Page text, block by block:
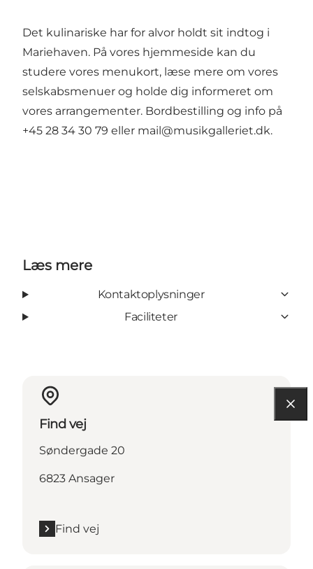
Det kulinariske har for alvor holdt sit indtog i
Mariehaven. På vores hjemmeside kan du
studere vores menukort, læse mere om vores
selskabsmenuer og holde dig informeret om
vores arrangementer. Bordbestilling og info på
+45 28 34 30 79 eller mail@musikgalleriet.dk.
Læs mere
Kontaktoplysninger
Faciliteter
Find vej
Søndergade 20
6823 Ansager
Find vej